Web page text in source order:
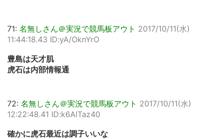
71: 名無しさん＠実況で競馬板アウト 2017/10/11(水)
11:44:18.43 ID:yA/OknYrO
豊島は天才肌
虎石は内部情報通
72: 名無しさん＠実況で競馬板アウト 2017/10/11(水)
12:22:48.41 ID:k6AlTaz40
確かに虎石最近は調子いいな